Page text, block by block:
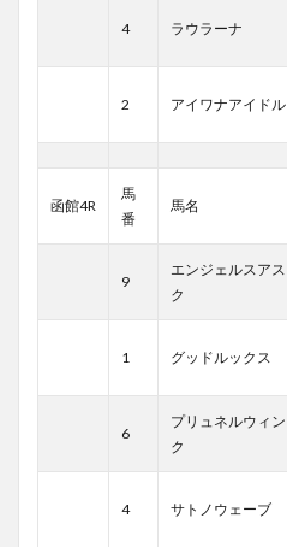
4 ラウラーナ
2 アイワナアイドル
函館4R
馬
番
馬名
9
エンジェルスアス
ク
1 グッドルックス
6
プリュネルウィン
ク
4 サトノウェーブ